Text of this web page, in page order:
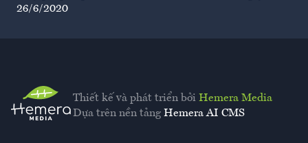
26/6/2020
Thiết kế và phát triển bởi Hemera Media
Dựa trên nền tảng Hemera AI CMS